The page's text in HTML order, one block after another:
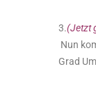
3.(Jetzt
Nun
Grad